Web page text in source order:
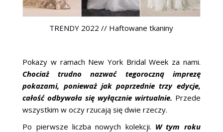
TRENDY 2022 // Haftowane tkaniny
Pokazy w ramach New York Bridal Week za nami.
Chociaż trudno nazwać tegoroczną imprezę
pokazami, ponieważ jak poprzednie trzy edycje,
całość odbywała się wyłącznie wirtualnie. Przede
wszystkim w oczy rzucają się dwie rzeczy.
Po pierwsze liczba nowych kolekcji. W tym roku